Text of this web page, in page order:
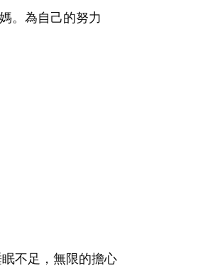
。為自己的努力
不足，無限的擔心